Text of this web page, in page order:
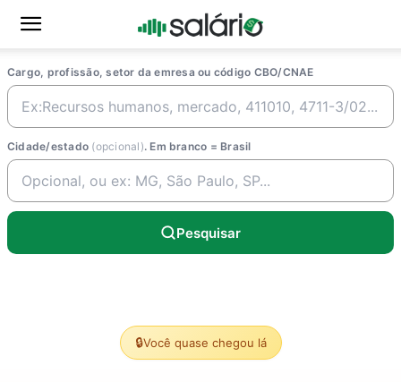
Cargo, profissão, setor da emresa ou código CBO/CNAE
Cidade/estado (opcional). Em branco = Brasil
Pesquisar
🔒Você quase chegou lá